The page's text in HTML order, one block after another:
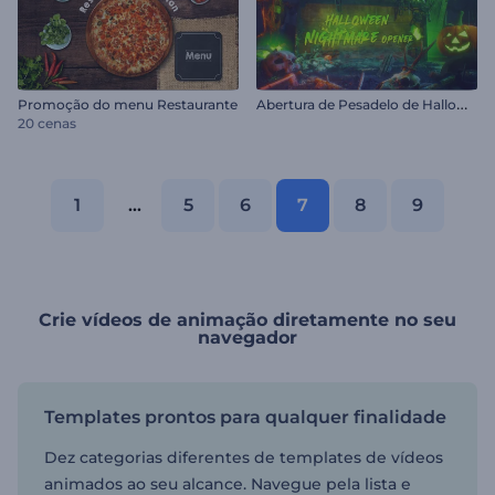
Promoção do menu Restaurante
20 cenas
A
bertura de Pesadelo de Halloween
1 ... 5 6 7 8 9
Crie vídeos de animação diretamente no seu
navegador
Templates prontos para qualquer finalidade
Dez categorias diferentes de templates de vídeos
animados ao seu alcance. Navegue pela lista e